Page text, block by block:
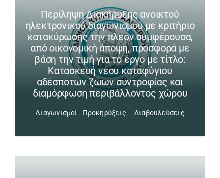
Περίληψη Διακήρυξης ανοικτού
ηλεκτρονικού διαγωνισμού με κριτήριο
κατακύρωσης την πλέον συμφέρουσα,
από οικονομική άποψη, προσφορά με
βάση την τιμή για το έργο με τίτλο:
Κατασκευή νέου καταφύγιου
αδέσποτων ζώων συντροφίας και
διαμόρφωση περιβάλλοντος χώρου
Διαγωνισμοί - Προκηρύξεις – Διαβουλεύσεις